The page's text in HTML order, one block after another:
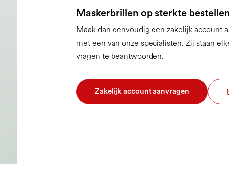
Maskerbrillen op sterkte
Maak dan eenvoudig een zakelijk account
met een van onze specialisten. Zij staan
vragen te beantwoorden.
Zakelijk account aanvragen